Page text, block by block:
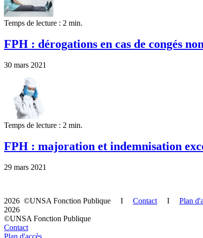
Temps de lecture : 2 min.
FPH : dérogations en cas de congés
30 mars 2021
Temps de lecture : 2 min.
FPH : majoration et indemnisation
29 mars 2021
2026 ©UNSA Fonction Publique I Contact I Plan
2026
©UNSA Fonction Publique
Contact
Plan d'accès